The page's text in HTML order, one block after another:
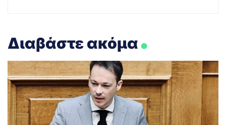
Διαβάστε ακόμα.